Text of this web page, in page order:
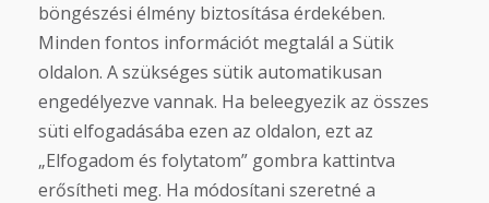
Rólunk
Blog
Rólunk
Üzlet
Érintkezés
Vásárlás
böngészési élmény biztosítása érdekében.
Minden fontos információt megtalál a Sütik
oldalon. A szükséges sütik automatikusan
engedélyezve vannak. Ha beleegyezik az összes
süti elfogadásába ezen az oldalon, ezt az
„Elfogadom és folytatom” gombra kattintva
erősítheti meg. Ha módosítani szeretné a